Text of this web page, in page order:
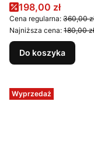
Cena promocyjna
198,00 zł
Cena regularna: 360,00
Najniższa cena: 180,00 zł
Do koszyka
Wyprzedaż